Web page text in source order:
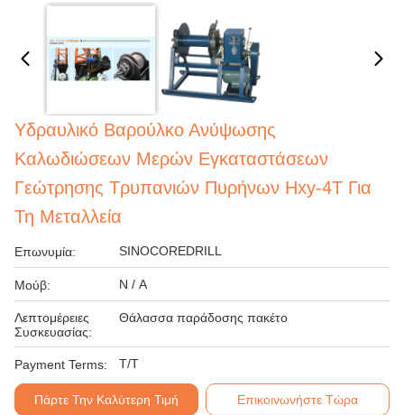
Υδραυλικό Βαρούλκο Ανύψωσης
Καλωδιώσεων Μερών Εγκαταστάσεων
Γεώτρησης Τρυπανιών Πυρήνων Hxy-4T Για
Τη Μεταλλεία
Επωνυμία: SINOCOREDRILL
Μούβ: N / A
Λεπτομέρειες
Συσκευασίας:
Θάλασσα παράδοσης πακέτο
Payment Terms: T/T
Πάρτε Την Καλύτερη Τιμή Επικοινωνήστε Τώρα